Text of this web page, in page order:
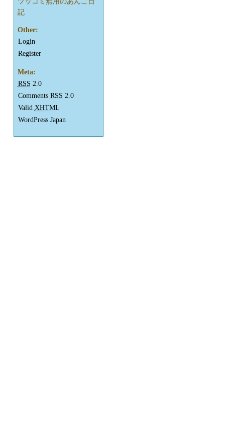
記
Other:
Login
Register
Meta:
RSS 2.0
Comments RSS 2.0
Valid XHTML
WordPress Japan